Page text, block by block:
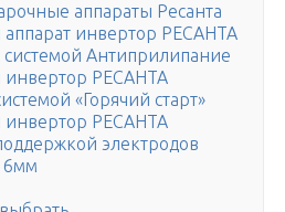
аппараты Ресанта
инвертор РЕСАНТА
Антиприлипание
инвертор РЕСАНТА
«Горячий старт»
инвертор РЕСАНТА
электродов
6мм